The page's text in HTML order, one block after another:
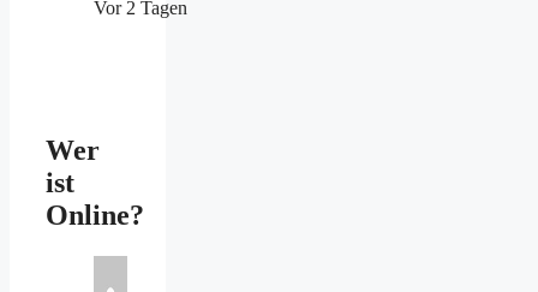
Vor 2 Tagen
Wer
ist
Online?